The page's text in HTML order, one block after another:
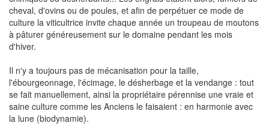
cheval, d'ovins ou de poules, et afin de perpétuer ce mode de
culture la viticultrice invite chaque année un troupeau de moutons
à pâturer généreusement sur le domaine pendant les mois
d'hiver.
Il n'y a toujours pas de mécanisation pour la taille,
l'ébourgeonnage, l'écimage, le désherbage et la vendange : tout
se fait manuellement, ainsi la propriétaire pérennise une vraie et
saine culture comme les Anciens le faisaient : en harmonie avec
la lune (biodynamie).